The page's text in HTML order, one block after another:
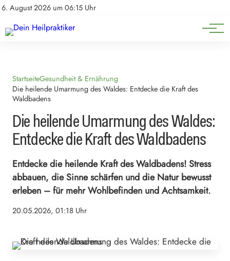
6. August 2026 um 06:15 Uhr
Impressum
Natürliche Medizin
Heilpflanzen & Kräuterkunde
StartseiteGesundheit & Ernährung
Die heilende Umarmung des Waldes: Entdecke die Kraft des
Waldbadens
Die heilende Umarmung des Waldes:
Entdecke die Kraft des Waldbadens
Entdecke die heilende Kraft des Waldbadens! Stress
abbauen, die Sinne schärfen und die Natur bewusst
erleben – für mehr Wohlbefinden und Achtsamkeit.
20.05.2026, 01:18 Uhr